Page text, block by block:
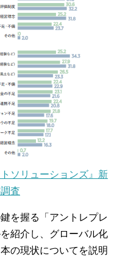
ソリューションズ』新
査
を握る「アントレプレ
紹介し、グローバル化
の現状についてを説明